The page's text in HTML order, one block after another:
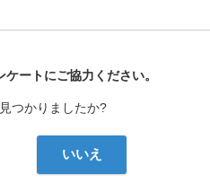
ケートにご協力ください。
つかりましたか?
いいえ